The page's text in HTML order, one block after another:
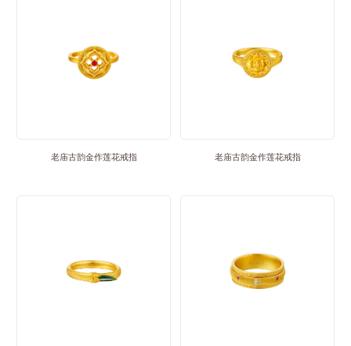
老庙古韵金作莲花戒指 老庙古韵金作莲花戒指